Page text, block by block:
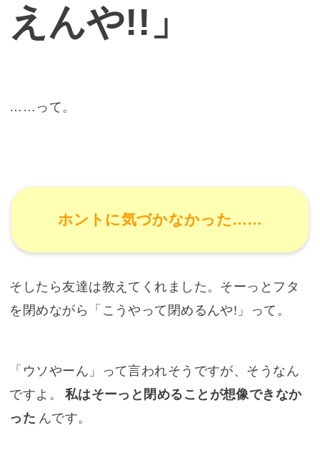
えんや!!」
……って。
ホントに気づかなかった……
そしたら友達は教えてくれました。そーっとフタ
を閉めながら「こうやって閉めるんや!」って。
「ウソやーん」って言われそうですが、そうなん
ですよ。
私はそーっと閉めることが想像できなか
った んです。